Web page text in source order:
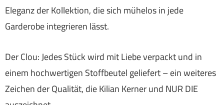
Eleganz der Kollektion, die sich mühelos in jede
Garderobe integrieren lässt.
Der Clou: Jedes Stück wird mit Liebe verpackt und in
einem hochwertigen Stoffbeutel geliefert – ein weiteres
Zeichen der Qualität, die Kilian Kerner und NUR DIE